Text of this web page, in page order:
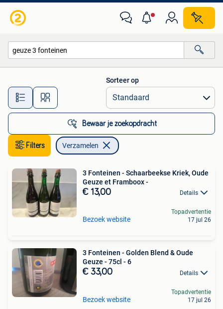
Alle afstanden…
Sorteer op
Bewaar je zoekopdracht
Filters Verzamelen
3 Fonteinen - Schaarbeekse Kriek, Oude
Geuze et Framboox -
€ 13,00 Details
Bezoek website
Topadvertentie
17 jul 26
3 Fonteinen - Golden Blend & Oude
Geuze - 75cl - 6
€ 33,00 Details
Bezoek website
Topadvertentie
17 jul 26